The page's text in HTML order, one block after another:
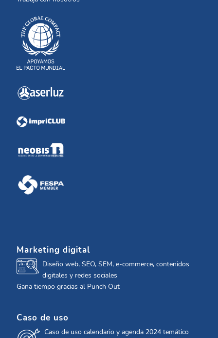
Marketing digital
Diseño web, SEO, SEM, e-commerce, contenidos
digitales y redes sociales
Gana tiempo gracias al Punch Out
Caso de uso
Caso de uso calendario y agenda 2024 temático